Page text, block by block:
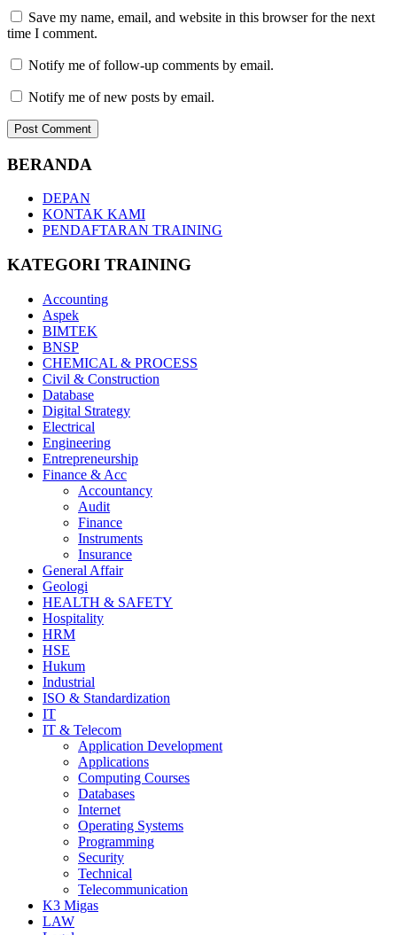
Save my name, email, and website in this browser for the next
time I comment.
Notify me of follow-up comments by email.
Notify me of new posts by email.
BERANDA
DEPAN
KONTAK KAMI
PENDAFTARAN TRAINING
KATEGORI TRAINING
Accounting
Aspek
BIMTEK
BNSP
CHEMICAL & PROCESS
Civil & Construction
Database
Digital Strategy
Electrical
Engineering
Entrepreneurship
Finance & Acc
Accountancy
Audit
Finance
Instruments
Insurance
General Affair
Geologi
HEALTH & SAFETY
Hospitality
HRM
HSE
Hukum
Industrial
ISO & Standardization
IT
IT & Telecom
Application Development
Applications
Computing Courses
Databases
Internet
Operating Systems
Programming
Security
Technical
Telecommunication
K3 Migas
LAW